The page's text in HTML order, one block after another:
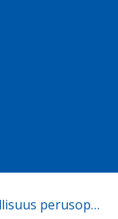
Tunnustuksellisuus perusopetuksessa